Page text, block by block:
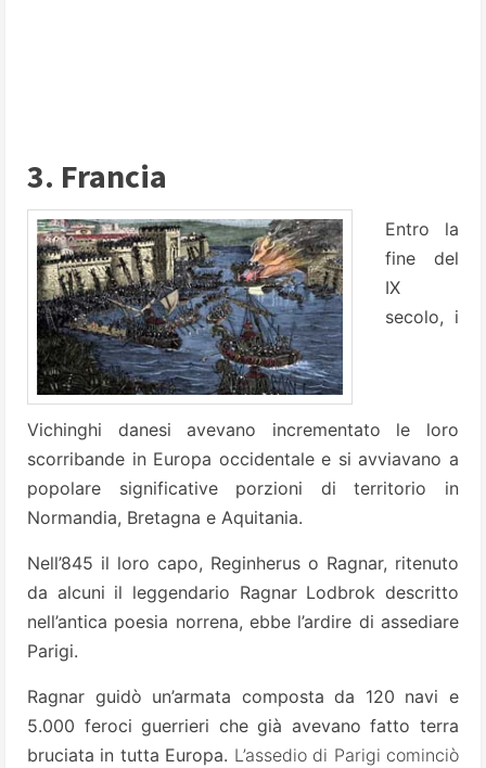
3. Francia
Entro la
fine del
IX
secolo, i
Vichinghi danesi avevano incrementato le loro
scorribande in Europa occidentale e si avviavano a
popolare significative porzioni di territorio in
Normandia, Bretagna e Aquitania.
Nell’845 il loro capo, Reginherus o Ragnar, ritenuto
da alcuni il leggendario Ragnar Lodbrok descritto
nell’antica poesia norrena, ebbe l’ardire di assediare
Parigi.
Ragnar guidò un’armata composta da 120 navi e
5.000 feroci guerrieri che già avevano fatto terra
bruciata in tutta Europa. L’assedio di Parigi cominciò